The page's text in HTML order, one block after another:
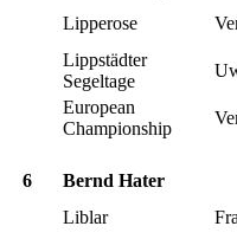
Lipperose
Lippstädter
Segeltage
European
Championship
6 Bernd Hater
Liblar